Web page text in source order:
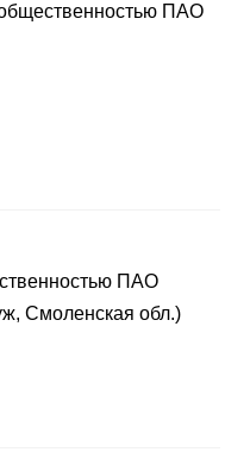
ПАО
ПАО
Смоленская обл.)